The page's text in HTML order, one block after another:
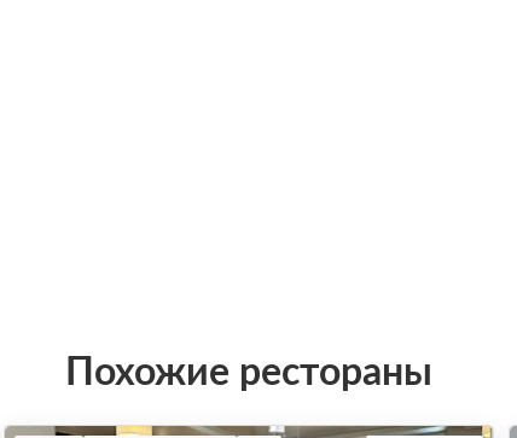
Похожие рестораны